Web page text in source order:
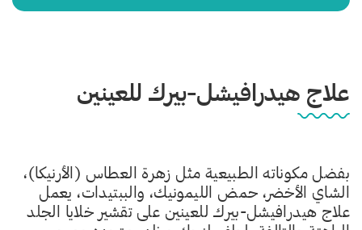
علاج هيدرافيشل-بيرك للعينين
بفضل مكوناته الطبيعية مثل زهرة العطاس (الأرنيكا)،
الشاي الأخضر، حمض الليمونيك، والببتيدات، يعمل
علاج هيدرافيشل-بيرك للعينين على تقشير خلايا الجلد